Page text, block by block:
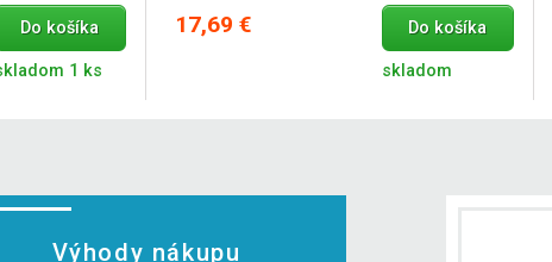
Do košíka
1 ks
17,69 € Do košíka
skladom
Výhody nákupu